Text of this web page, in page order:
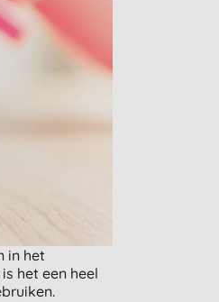
in het
het een heel